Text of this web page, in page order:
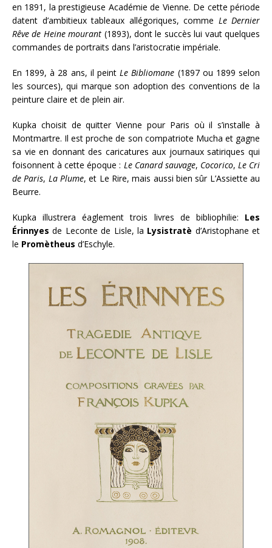
en 1891, la prestigieuse Académie de Vienne. De cette période
datent d’ambitieux tableaux allégoriques, comme Le Dernier
Rêve de Heine mourant (1893), dont le succès lui vaut quelques
commandes de portraits dans l’aristocratie impériale.
En 1899, à 28 ans, il peintLe Bibliomane (1897 ou 1899 selon
les sources), qui marque son adoption des conventions de la
peinture claire et de plein air.
Kupka choisit de quitter Vienne pour Paris où il s’installe à
Montmartre. Il est proche de son compatriote Mucha et gagne
sa vie en donnant des caricatures aux journaux satiriques qui
foisonnent à cette époque : Le Canard sauvage, Cocorico, Le Cri
de Paris, La Plume, et Le Rire, mais aussi bien sûr L’Assiette au
Beurre.
Kupka illustrera éaglement trois livres de bibliophilie: Les
Érinnyes de Leconte de Lisle, la Lysistratè d’Aristophane et
le Promètheus d’Eschyle.